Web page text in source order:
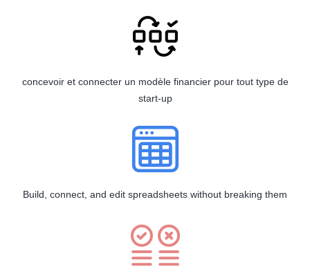
concevoir et connecter un modèle financier pour tout type de
start-up
Build, connect, and edit spreadsheets without breaking them